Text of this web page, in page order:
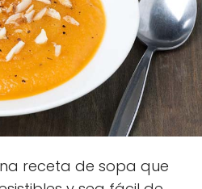
receta de sopa que